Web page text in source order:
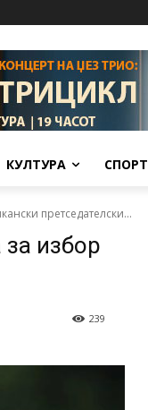
КУЛТУРА СПОРТ
претседателски...
избор
239